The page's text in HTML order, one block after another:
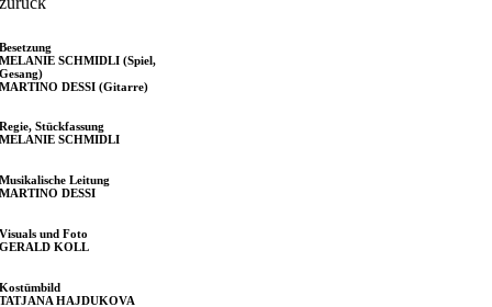
Besetzung
MELANIE SCHMIDLI (Spiel,
Gesang)
MARTINO DESSI (Gitarre)
Regie, Stückfassung
MELANIE SCHMIDLI
Musikalische Leitung
MARTINO DESSI
Visuals und Foto
GERALD KOLL
Kostümbild
TATJANA HAJDUKOVA